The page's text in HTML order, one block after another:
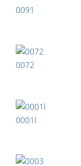
0091
0072
0001l